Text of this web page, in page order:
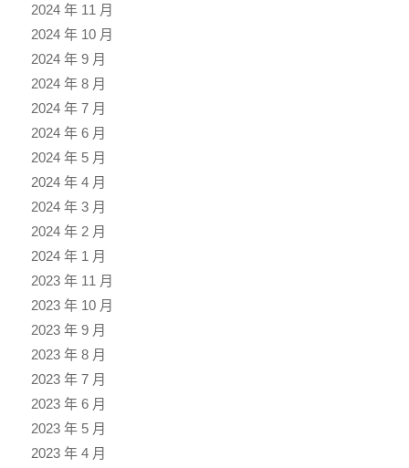
2024 年 11 月
2024 年 10 月
2024 年 9 月
2024 年 8 月
2024 年 7 月
2024 年 6 月
2024 年 5 月
2024 年 4 月
2024 年 3 月
2024 年 2 月
2024 年 1 月
2023 年 11 月
2023 年 10 月
2023 年 9 月
2023 年 8 月
2023 年 7 月
2023 年 6 月
2023 年 5 月
2023 年 4 月